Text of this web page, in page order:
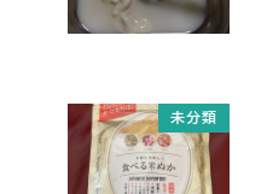
未分類